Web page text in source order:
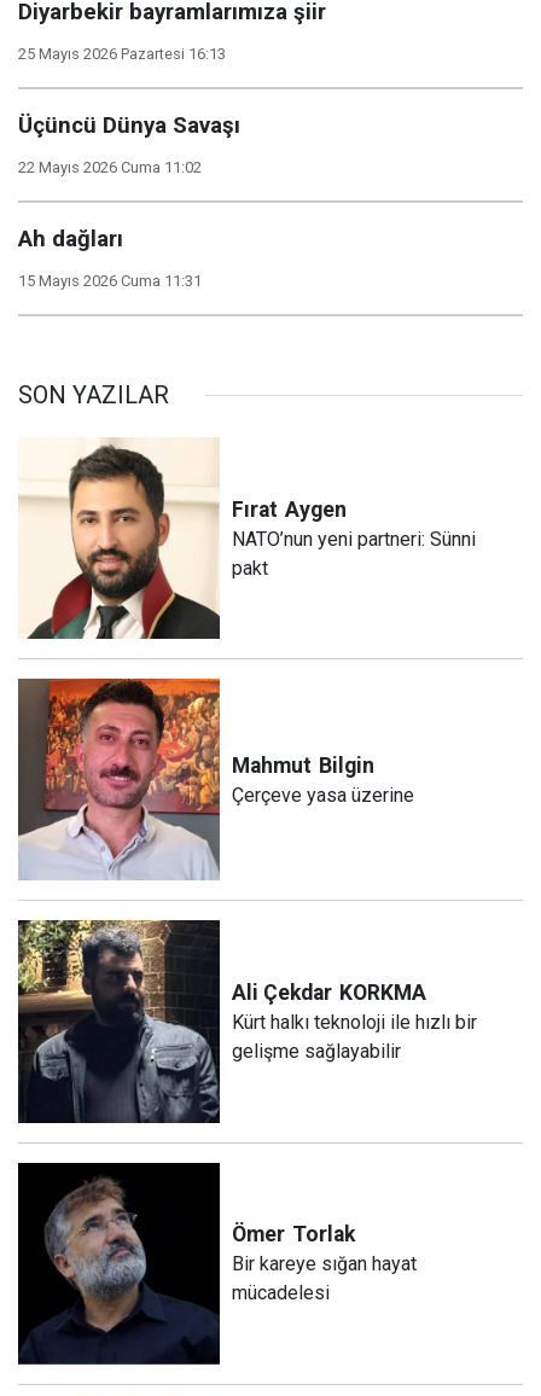
Diyarbekir bayramlarımıza şiir
25 Mayıs 2026 Pazartesi 16:13
Üçüncü Dünya Savaşı
22 Mayıs 2026 Cuma 11:02
Ah dağları
15 Mayıs 2026 Cuma 11:31
SON YAZILAR
Fırat Aygen
NATO’nun yeni partneri: Sünni
pakt
Mahmut Bilgin
Çerçeve yasa üzerine
Ali Çekdar KORKMA
Kürt halkı teknoloji ile hızlı bir
gelişme sağlayabilir
Ömer Torlak
Bir kareye sığan hayat
mücadelesi